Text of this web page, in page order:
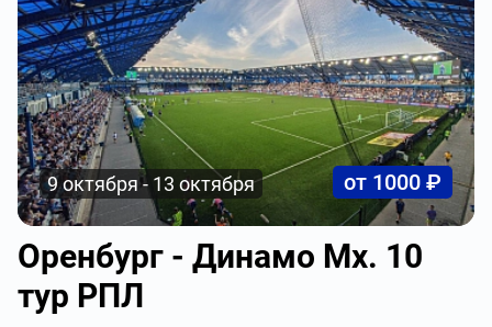
9 октября - 13 октября от 1000 ₽
Оренбург - Динамо Мх. 10
тур РПЛ